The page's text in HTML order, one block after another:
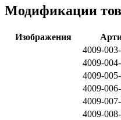
Модификации
Изображения
4009-
4009-
4009-
4009-
4009-
4009-